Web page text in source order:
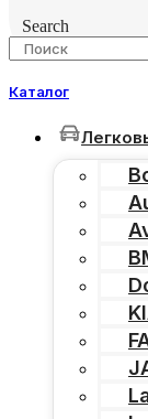
Search
Каталог